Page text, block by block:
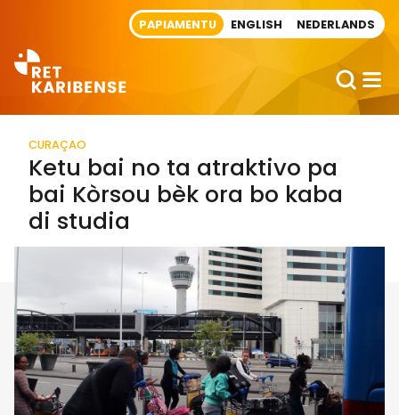
PAPIAMENTU ENGLISH NEDERLANDS
CURAÇAO
Ketu bai no ta atraktivo pa
bai Kòrsou bèk ora bo kaba
di studia